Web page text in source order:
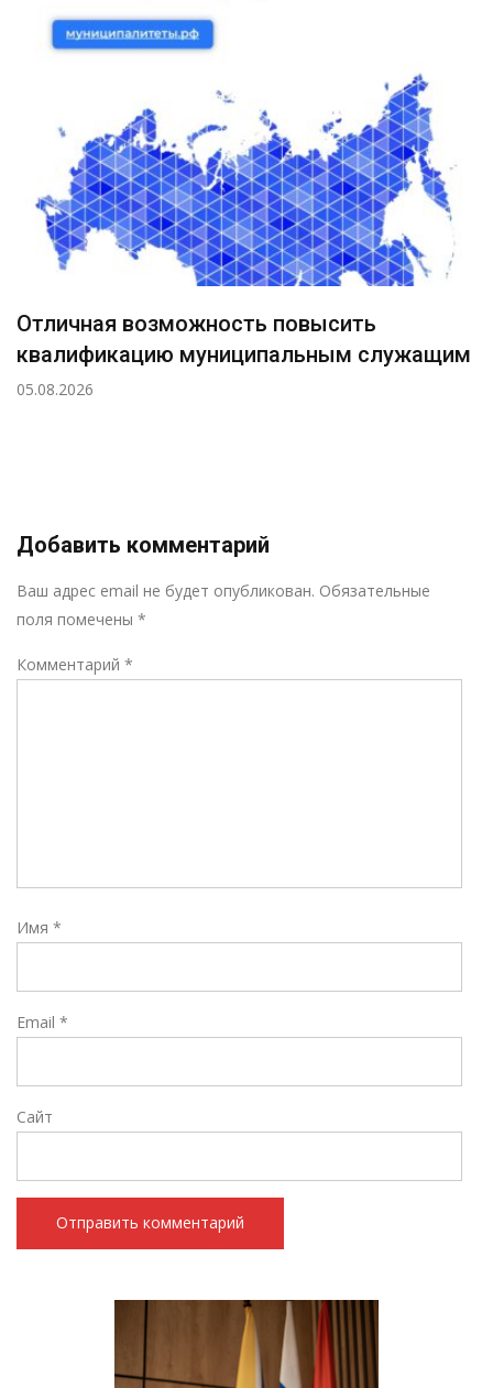
Отличная возможность повысить
квалификацию муниципальным служащим
05.08.2026
Добавить комментарий
Ваш адрес email не будет опубликован. Обязательные
поля помечены *
Комментарий *
Имя *
Email *
Сайт